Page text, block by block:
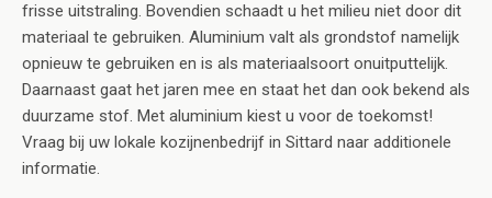
frisse uitstraling. Bovendien schaadt u het milieu niet door dit
materiaal te gebruiken. Aluminium valt als grondstof namelijk
opnieuw te gebruiken en is als materiaalsoort onuitputtelijk.
Daarnaast gaat het jaren mee en staat het dan ook bekend als
duurzame stof. Met aluminium kiest u voor de toekomst!
Vraag bij uw lokale kozijnenbedrijf in Sittard naar additionele
informatie.